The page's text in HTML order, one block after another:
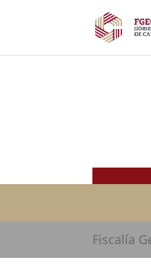
Fiscalía